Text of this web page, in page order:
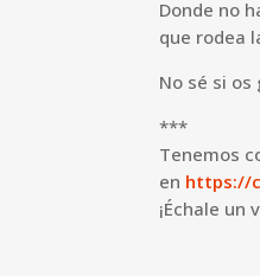
Donde no
que rodea
No sé si
***
Tenemos
en https://
¡Échale